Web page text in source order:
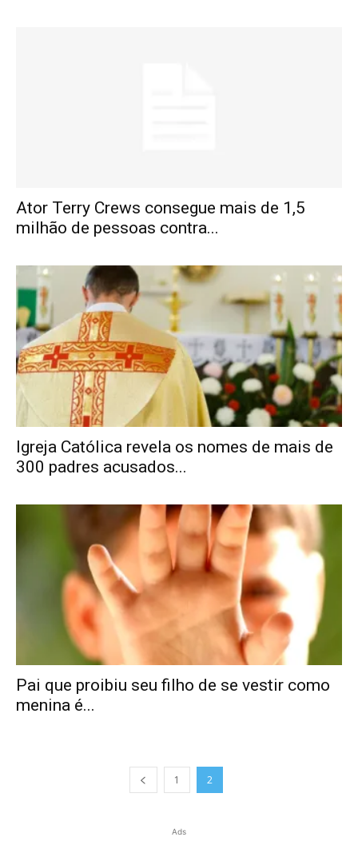
Ator Terry Crews consegue mais de 1,5
milhão de pessoas contra...
Igreja Católica revela os nomes de mais de
300 padres acusados...
Pai que proibiu seu filho de se vestir como
menina é...
1 2
Ads